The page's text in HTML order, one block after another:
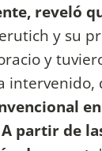
reveló
y su
y
intervenido,
A partir de